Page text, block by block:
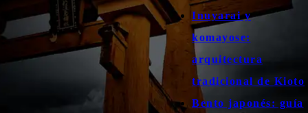
Inuyarai y
komayose:
arquitectura
tradicional de Kioto
Bento japonés: guía